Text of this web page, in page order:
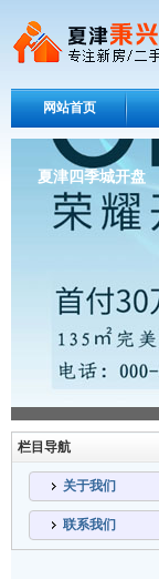
网站首页
夏津四季城开盘
栏目导航
关于我们
联系我们